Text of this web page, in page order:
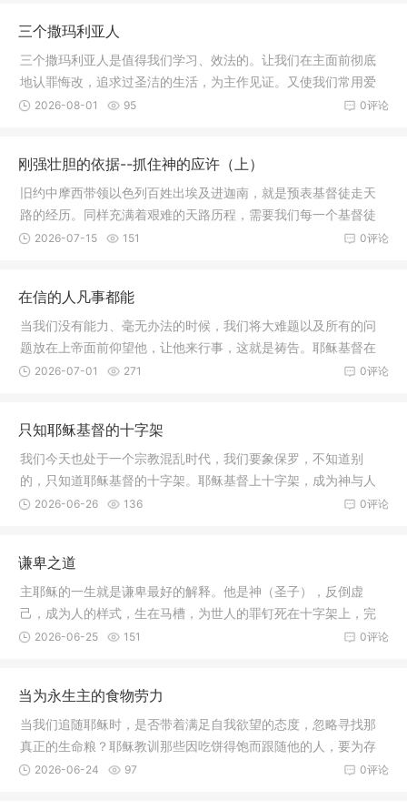
三个撒玛利亚人
三个撒玛利亚人是值得我们学习、效法的。让我们在主面前彻底
地认罪悔改，追求过圣洁的生活，为主作见证。又使我们常用爱
心行动，结出仁爱的果子，常常纪念和数算主恩，歌颂赞美神。
0评论
2026-08-01 95
刚强壮胆的依据--抓住神的应许（上）
旧约中摩西带领以色列百姓出埃及进迦南，就是预表基督徒走天
路的经历。同样充满着艰难的天路历程，需要我们每一个基督徒
都当刚强壮胆。刚强壮胆不是盲目无凭，迷信附从，而是坚定信
神的应许。
0评论
2026-07-15 151
在信的人凡事都能
当我们没有能力、毫无办法的时候，我们将大难题以及所有的问
题放在上帝面前仰望他，让他来行事，这就是祷告。耶稣基督在
传福音的三年中，遇到难题祂也是祷告，甚至是彻夜祷告和禁食
0评论
2026-07-01 271
只知耶稣基督的十字架
我们今天也处于一个宗教混乱时代，我们要象保罗，不知道别
的，只知道耶稣基督的十字架。耶稣基督上十字架，成为神与人
之间的中保，成为每个基督徒真正的救主。高举耶稣基督的十字
0评论
2026-06-26 136
谦卑之道
主耶稣的一生就是谦卑最好的解释。他是神（圣子），反倒虚
己，成为人的样式，生在马槽，为世人的罪钉死在十字架上，完
成上帝（圣父）救赎的计划，谦卑到极点，但他死后却复活、升
生命的特质，否则与主的生命不相合就非真正的基督徒。
0评论
2026-06-25 151
当为永生主的食物劳力
当我们追随耶稣时，是否带着满足自我欲望的态度，忽略寻找那
真正的生命粮？耶稣教训那些因吃饼得饱而跟随他的人，要为存
到永生的食物劳力，这是否也提醒我们要反省自己的信仰状况，
0评论
2026-06-24 97